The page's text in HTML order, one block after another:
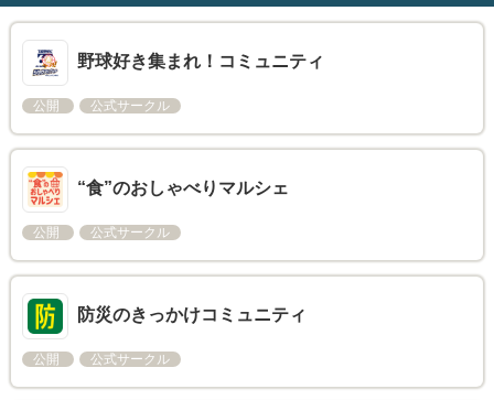
野球好き集まれ！コミュニティ
公開 公式サークル
“食”のおしゃべりマルシェ
公開 公式サークル
防災のきっかけコミュニティ
公開 公式サークル